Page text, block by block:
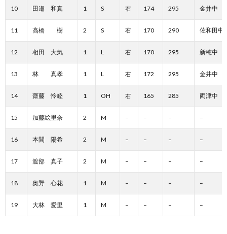
10 田邉 和真 1 S 右 174 295 金井中
11 高橋 樹 2 S 右 170 290 佐和田中
12 相田 大気 1 L 右 170 295 新穂中
13 林 真孝 1 L 右 172 295 金井中
14 齋藤 怜睦 1 OH 右 165 285 両津中
15 加藤絵里奈 2 M – – – –
16 本間 陽希 2 M – – – –
17 渡部 真子 2 M – – – –
18 奥野 心花 1 M – – – –
19 大林 愛里 1 M – – – –